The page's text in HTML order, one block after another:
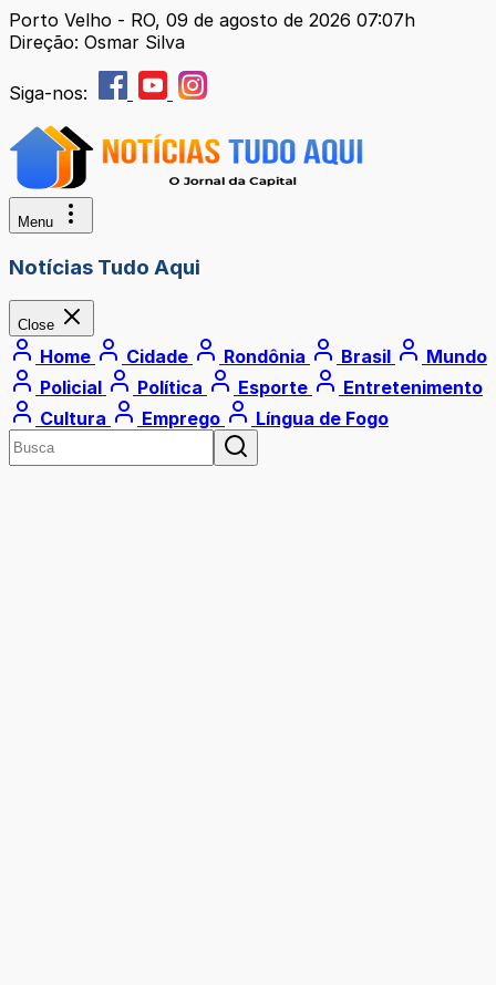
Porto Velho - RO, 09 de agosto de 2026 07:07h
Direção: Osmar Silva
Siga-nos:
Menu
Notícias Tudo Aqui
Close
Home Cidade Rondônia Brasil
Mundo
Policial
Política Esporte
Entretenimento
Cultura
Emprego Língua de Fogo